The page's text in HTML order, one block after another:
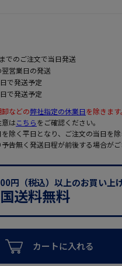
でのご注文で当日発送
翌営業日の発送
で発送予定
で発送予定
などの弊社指定の休業日を除きます。
はこちらをご確認ください。
除く平日となり、ご注文の当日を除
告無く発送日程が前後する場合がご
円（税込）以上のお買い上
送料無料
カートに入れる